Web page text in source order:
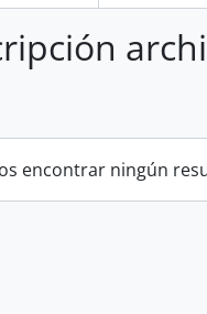
encontrar ningún